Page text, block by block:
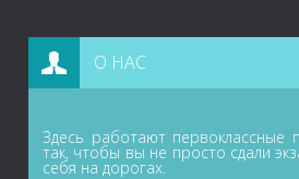
О НАС
Здесь работают первоклассные
так, чтобы вы не просто сдали
себя на дорогах.